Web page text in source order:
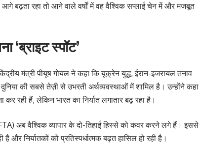
आगे बढ़ता रहा तो आने वाले वर्षों में वह वैश्विक सप्लाई चेन में और मजबूत
‘ब्राइट स्पॉट’
मंत्री पीयूष गोयल ने कहा कि यूक्रेन युद्ध, ईरान-इजरायल तनाव
की सबसे तेज़ी से उभरती अर्थव्यवस्थाओं में शामिल है। उन्होंने कहा
रही हैं, लेकिन भारत का निर्यात लगातार बढ़ रहा है।
अब वैश्विक व्यापार के दो-तिहाई हिस्से को कवर करने लगे हैं। इससे
और निर्यातकों को प्रतिस्पर्धात्मक बढ़त हासिल हो रही है।